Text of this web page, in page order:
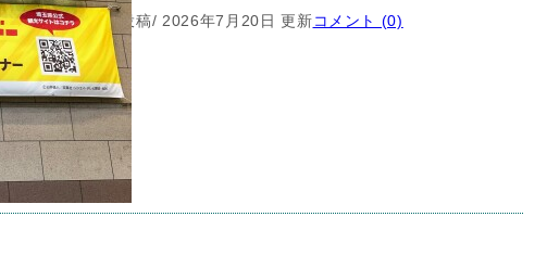
2026年2月14日 投稿/ 2026年7月20日 更新コメント (0)